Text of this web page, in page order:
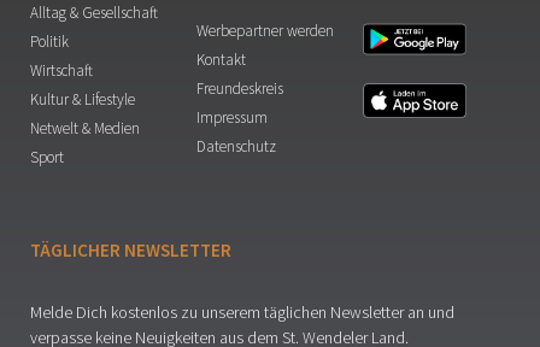
Alltag & Gesellschaft
Politik
Wirtschaft
Kultur & Lifestyle
Netwelt & Medien
Sport
Werbepartner werden
Kontakt
Freundeskreis
Impressum
Datenschutz
TÄGLICHER NEWSLETTER
Melde Dich kostenlos zu unserem täglichen Newsletter an und
verpasse keine Neuigkeiten aus dem St. Wendeler Land.